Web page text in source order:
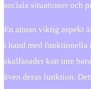
sociala situationer och
En annan viktig aspekt
i hand med funktionella
skalfasader kan inte
även deras funktion.